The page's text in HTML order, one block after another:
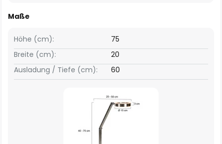
Maße
Breite (cm): 20
Höhe (cm): 75
Ausladung / Tiefe (cm): 60